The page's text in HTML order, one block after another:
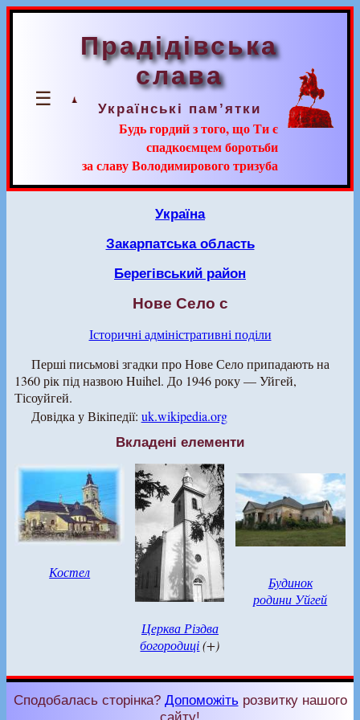
☰
Прадідівська
слава
Українські пам’ятки
Будь гордий з того, що Ти є
спадкоємцем боротьби
за славу Володимирового тризуба
Україна
Закарпатська область
Берегівський район
Нове Село с
Історичні адміністративні поділи
Перші письмові згадки про Нове Село припадають на
1360 рік під назвою Huihel. До 1946 року — Уйгей,
Тісоуйгей.
Довідка у Вікіпедії: uk.wikipedia.org
Вкладені елементи
Костел
Церква Різдва
богородиці(+)
Будинок
родини Уйгей
Сподобалась сторінка? Допоможітьрозвитку нашого
сайту!